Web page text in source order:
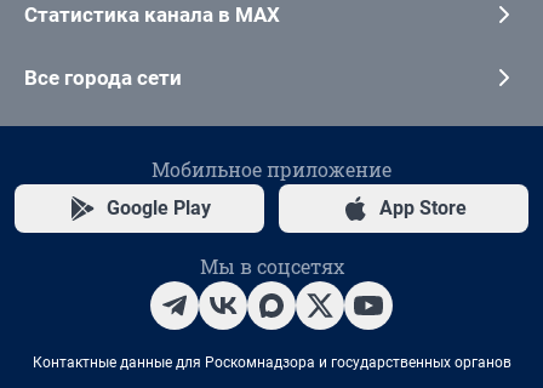
Статистика канала в MAX
Все города сети
Мобильное приложение
Google Play App Store
Мы в соцсетях
Контактные данные для Роскомнадзора и государственных органов